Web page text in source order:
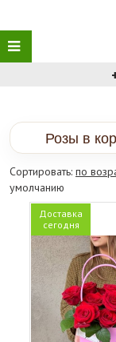
Розы в
Сортировать: по
умолчанию
Доставка
сегодня